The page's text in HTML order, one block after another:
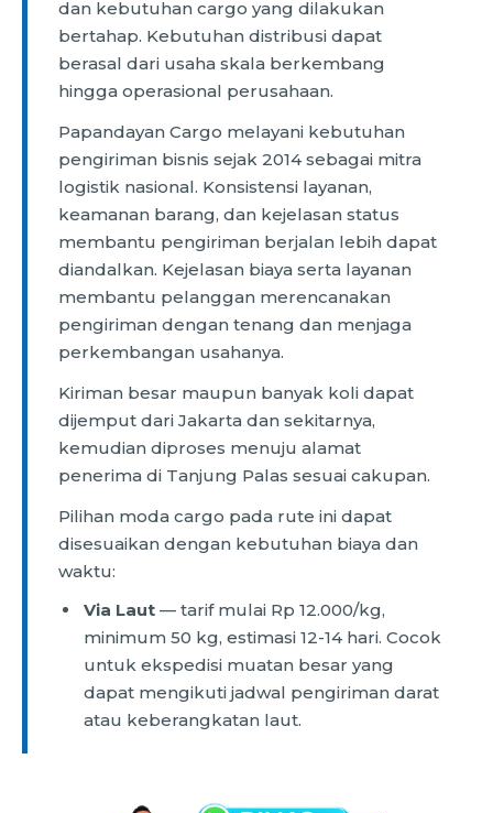
dan kebutuhan cargo yang dilakukan
bertahap. Kebutuhan distribusi dapat
berasal dari usaha skala berkembang
hingga operasional perusahaan.
Papandayan Cargo melayani kebutuhan
pengiriman bisnis sejak 2014 sebagai mitra
logistik nasional. Konsistensi layanan,
keamanan barang, dan kejelasan status
membantu pengiriman berjalan lebih dapat
diandalkan. Kejelasan biaya serta layanan
membantu pelanggan merencanakan
pengiriman dengan tenang dan menjaga
perkembangan usahanya.
Kiriman besar maupun banyak koli dapat
dijemput dari Jakarta dan sekitarnya,
kemudian diproses menuju alamat
penerima di Tanjung Palas sesuai cakupan.
Pilihan moda cargo pada rute ini dapat
disesuaikan dengan kebutuhan biaya dan
waktu:
Via Laut — tarif mulai Rp 12.000/kg,
minimum 50 kg, estimasi 12-14 hari. Cocok
untuk ekspedisi muatan besar yang
dapat mengikuti jadwal pengiriman darat
atau keberangkatan laut.